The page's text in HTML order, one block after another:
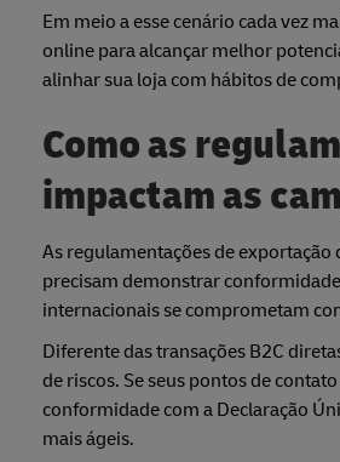
Em meio a esse cenário cada vez
online para alcançar melhor
alinhar sua loja com hábitos de
Como as
impactam as
As regulamentações de
precisam demonstrar
internacionais se comprometam
Diferente das transações B2C
de riscos. Se seus pontos de
conformidade com a Declaração
mais ágeis.